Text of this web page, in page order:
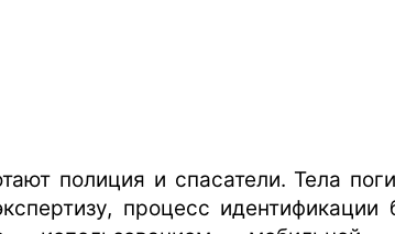
полиция и спасатели. Тела
процесс идентификации